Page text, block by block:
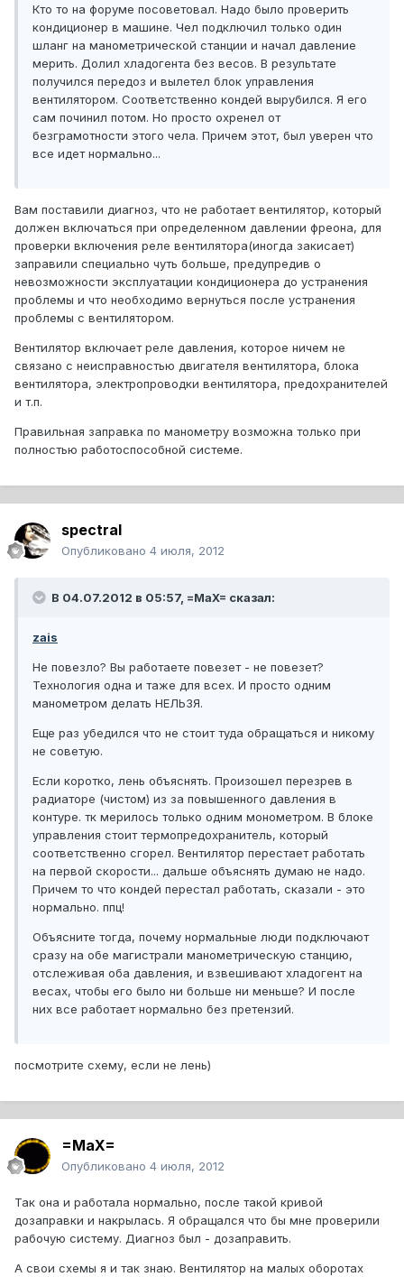
Кто то на форуме посоветовал. Надо было проверить
кондиционер в машине. Чел подключил только один
шланг на манометрической станции и начал давление
мерить. Долил хладогента без весов. В результате
получился передоз и вылетел блок управления
вентилятором. Соответственно кондей вырубился. Я его
сам починил потом. Но просто охренел от
безграмотности этого чела. Причем этот, был уверен что
все идет нормально...
Вам поставили диагноз, что не работает вентилятор, который
должен включаться при определенном давлении фреона, для
проверки включения реле вентилятора(иногда закисает)
заправили специально чуть больше, предупредив о
невозможности эксплуатации кондиционера до устранения
проблемы и что необходимо вернуться после устранения
проблемы с вентилятором.
Вентилятор включает реле давления, которое ничем не
связано с неисправностью двигателя вентилятора, блока
вентилятора, электропроводки вентилятора, предохранителей
и т.п.
Правильная заправка по манометру возможна только при
полностью работоспособной системе.
spectral
Опубликовано 4 июля, 2012
В 04.07.2012 в 05:57, =MaX= сказал:
zais
Не повезло? Вы работаете повезет - не повезет?
Технология одна и таже для всех. И просто одним
манометром делать НЕЛЬЗЯ.
Еще раз убедился что не стоит туда обращаться и никому
не советую.
Если коротко, лень объяснять. Произошел перезрев в
радиаторе (чистом) из за повышенного давления в
контуре. тк мерилось только одним монометром. В блоке
управления стоит термопредохранитель, который
соответственно сгорел. Вентилятор перестает работать
на первой скорости... дальше объяснять думаю не надо.
Причем то что кондей перестал работать, сказали - это
нормально. ппц!
Объясните тогда, почему нормальные люди подключают
сразу на обе магистрали манометрическую станцию,
отслеживая оба давления, и взвешивают хладогент на
весах, чтобы его было ни больше ни меньше? И после
них все работает нормально без претензий.
посмотрите схему, если не лень)
=MaX=
Опубликовано 4 июля, 2012
Так она и работала нормально, после такой кривой
дозаправки и накрылась. Я обращался что бы мне проверили
рабочую систему. Диагноз был - дозаправить.
А свои схемы я и так знаю. Вентилятор на малых оборотах